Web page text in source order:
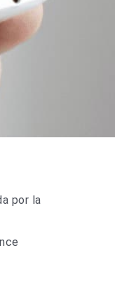
por la